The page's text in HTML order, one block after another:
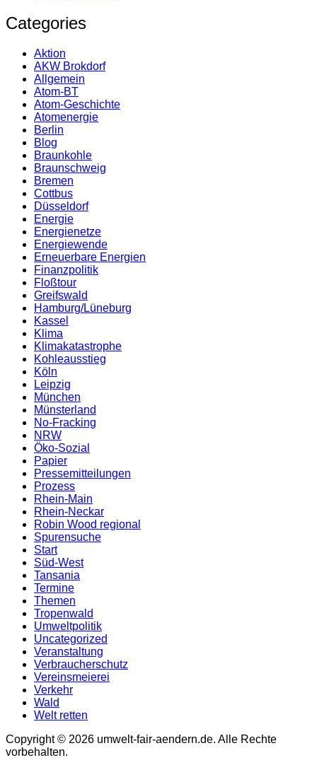
Categories
Aktion
AKW Brokdorf
Allgemein
Atom-BT
Atom-Geschichte
Atomenergie
Berlin
Blog
Braunkohle
Braunschweig
Bremen
Cottbus
Düsseldorf
Energie
Energienetze
Energiewende
Erneuerbare Energien
Finanzpolitik
Floßtour
Greifswald
Hamburg/Lüneburg
Kassel
Klima
Klimakatastrophe
Kohleausstieg
Köln
Leipzig
München
Münsterland
No-Fracking
NRW
Öko-Sozial
Papier
Pressemitteilungen
Prozess
Rhein-Main
Rhein-Neckar
Robin Wood regional
Spurensuche
Start
Süd-West
Tansania
Termine
Themen
Tropenwald
Umweltpolitik
Uncategorized
Veranstaltung
Verbraucherschutz
Vereinsmeierei
Verkehr
Wald
Welt retten
Copyright © 2026 umwelt-fair-aendern.de. Alle Rechte
vorbehalten.